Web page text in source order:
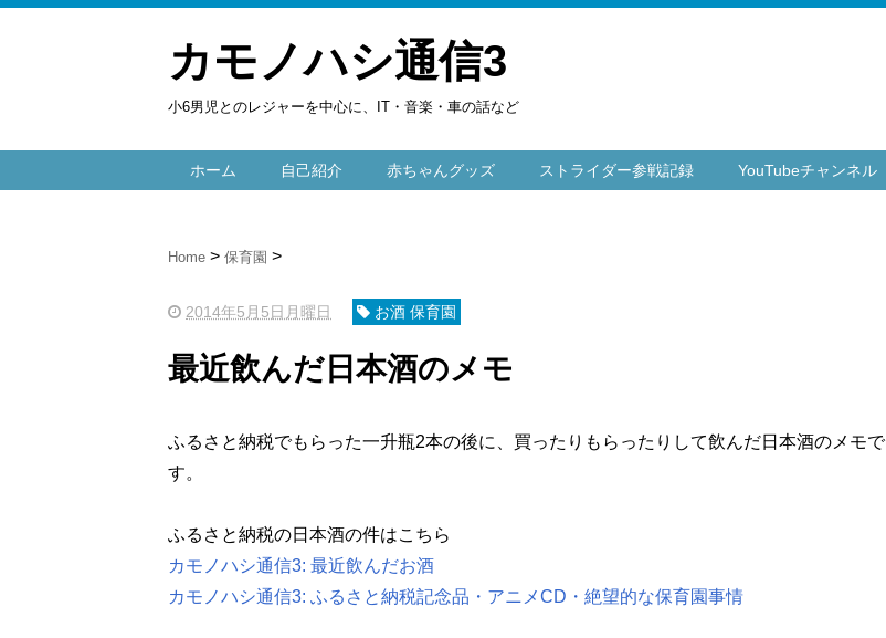
カモノハシ通信3
小6男児とのレジャーを中心に、IT・音楽・車の話など
ホーム 自己紹介 赤ちゃんグッズ ストライダー参戦記録 YouTubeチャンネル
Home 保育園
2014年5月5日月曜日 お酒 保育園
最近飲んだ日本酒のメモ
ふるさと納税でもらった一升瓶2本の後に、買ったりもらったりして飲んだ日本酒のメモで
す。
ふるさと納税の日本酒の件はこちら
カモノハシ通信3: 最近飲んだお酒
カモノハシ通信3: ふるさと納税記念品・アニメCD・絶望的な保育園事情